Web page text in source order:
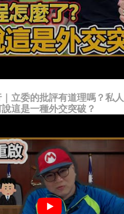
立委的批評有道理嗎？私
這是一種外交突破？